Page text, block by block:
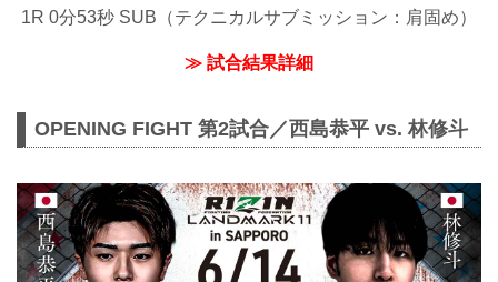
1R 0分53秒 SUB（テクニカルサブミッション：肩固め）
≫ 試合結果詳細
OPENING FIGHT 第2試合／西島恭平 vs. 林修斗